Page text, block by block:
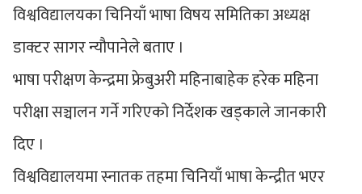
विश्वविद्यालयका चिनियाँ भाषा विषय समितिका अध्यक्ष
डाक्टर सागर न्यौपानेले बताए ।
भाषा परीक्षण केन्द्रमा फ्रेबुअरी महिनाबाहेक हरेक महिना
परीक्षा सञ्चालन गर्ने गरिएको निर्देशक खड्काले जानकारी
दिए ।
विश्वविद्यालयमा स्नातक तहमा चिनियाँ भाषा केन्द्रीत भएर